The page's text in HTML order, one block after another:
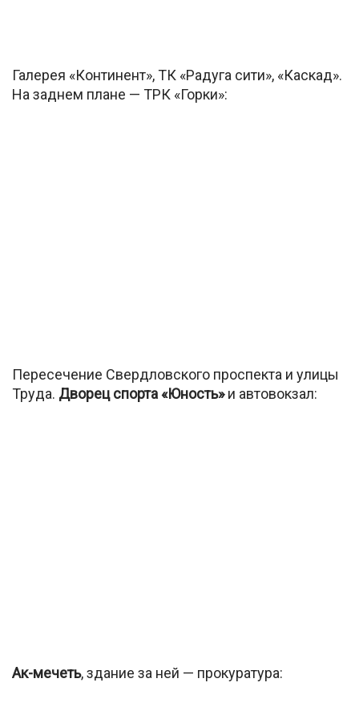
Галерея «Континент», ТК «Радуга сити», «Каскад».
На заднем плане — ТРК «Горки»:
Пересечение Свердловского проспекта и улицы
Труда. Дворец спорта «Юность»и автовокзал:
Ак-мечеть, здание за ней — прокуратура: